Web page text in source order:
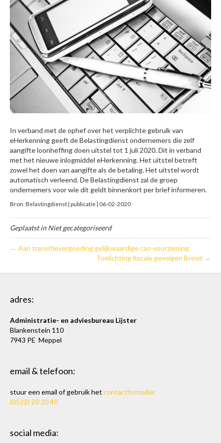
In verband met de ophef over het verplichte gebruik van
eHerkenning geeft de Belastingdienst ondernemers die zelf
aangifte loonheffing doen uitstel tot 1 juli 2020. Dit in verband
met het nieuwe inlogmiddel eHerkenning. Het uitstel betreft
zowel het doen van aangifte als de betaling. Het uitstel wordt
automatisch verleend. De Belastingdienst zal de groep
ondernemers voor wie dit geldt binnenkort per brief informeren.
Bron: Belastingdienst | publicatie | 06-02-2020
Geplaatst in Niet gecategoriseerd
← Aan transitievergoeding gelijkwaardige cao-voorziening
Toelichting fiscale gevolgen Brexit →
adres:
Administratie- en adviesbureau Lijster
Blankenstein 110
7943 PE Meppel
email & telefoon:
stuur een email of gebruik het contactformulier
(0522) 20 20 40
social media: